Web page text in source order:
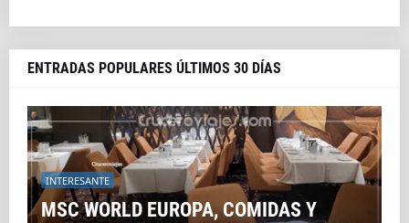
ENTRADAS POPULARES ÚLTIMOS 30 DÍAS
INTERESANTE
MSC WORLD EUROPA, COMIDAS Y